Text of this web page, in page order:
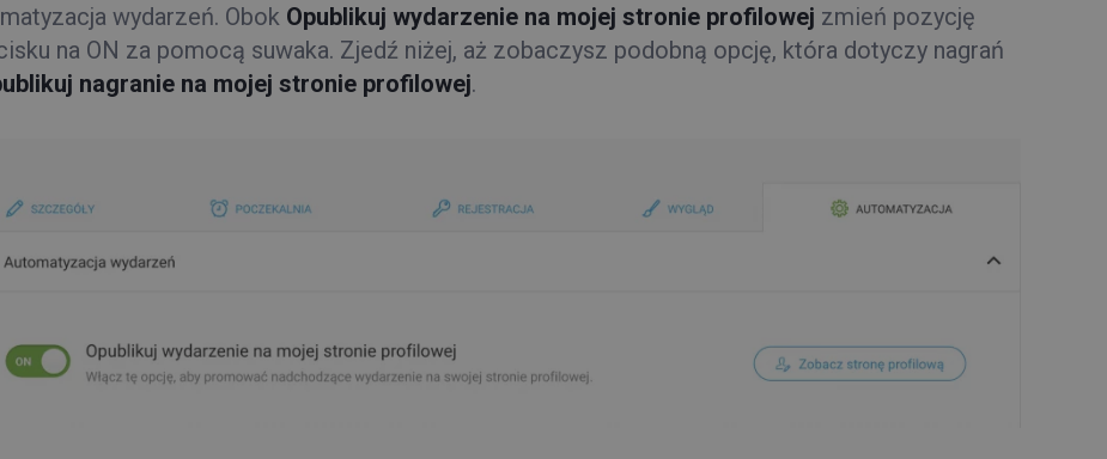
wydarzeń. Obok Opublikuj wydarzenie na mojej stronie profilowej zmień pozycję
na ON za pomocą suwaka. Zjedź niżej, aż zobaczysz podobną opcję, która dotyczy nagrań
nagranie na mojej stronie profilowej.